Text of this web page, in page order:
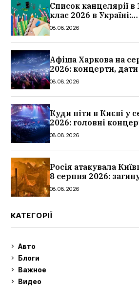
Список канцелярії в
клас 2026 в Україні:
повний чек-лист для
08.08.2026
Афіша Харкова на
2026: концерти, дати
ціни квитків
08.08.2026
Куди піти в Києві у
2026: головні
місяця, дати, артисти
08.08.2026
Росія атакувала
8 серпня 2026:
троє людей, серед
08.08.2026
КАТЕГОРІЇ
Авто
Блоги
Важное
Видео